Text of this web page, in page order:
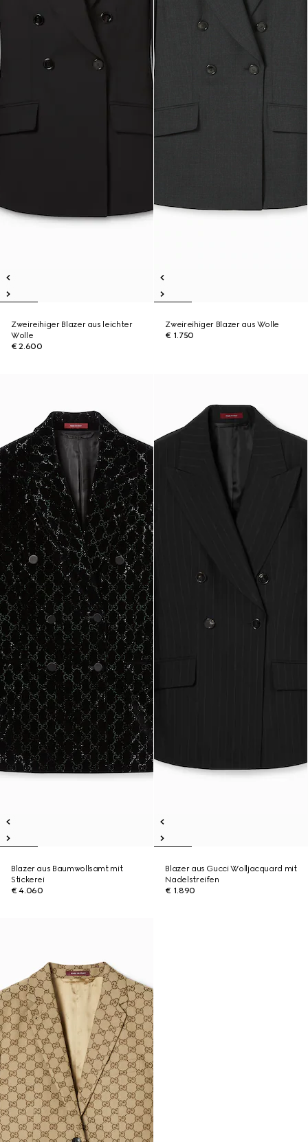
Zweireihiger Blazer aus leichter
Wolle
€ 2.600
Zweireihiger Blazer aus Wolle
€ 1.750
Blazer aus Baumwollsamt mit
Stickerei
€ 4.060
Blazer aus Gucci Wolljacquard mit
Nadelstreifen
€ 1.890